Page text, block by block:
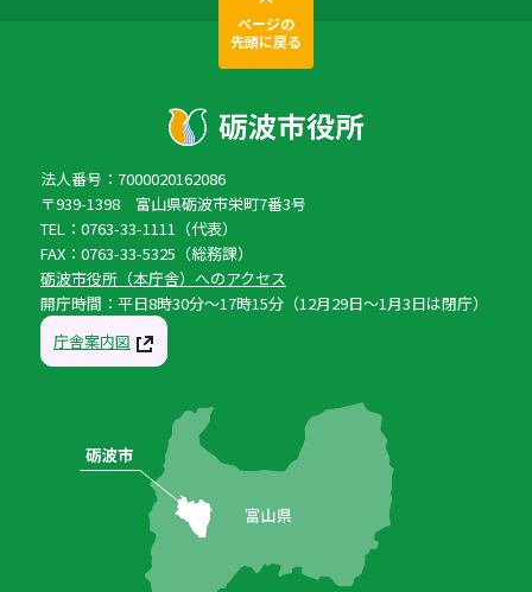
ページの
先頭に戻る
法人番号：7000020162086
〒939-1398 富山県砺波市栄町7番3号
TEL：0763-33-1111（代表）
FAX：0763-33-5325（総務課）
砺波市役所（本庁舎）へのアクセス
開庁時間：平日8時30分〜17時15分（12月29日〜1月3日は閉庁）
庁舎案内図